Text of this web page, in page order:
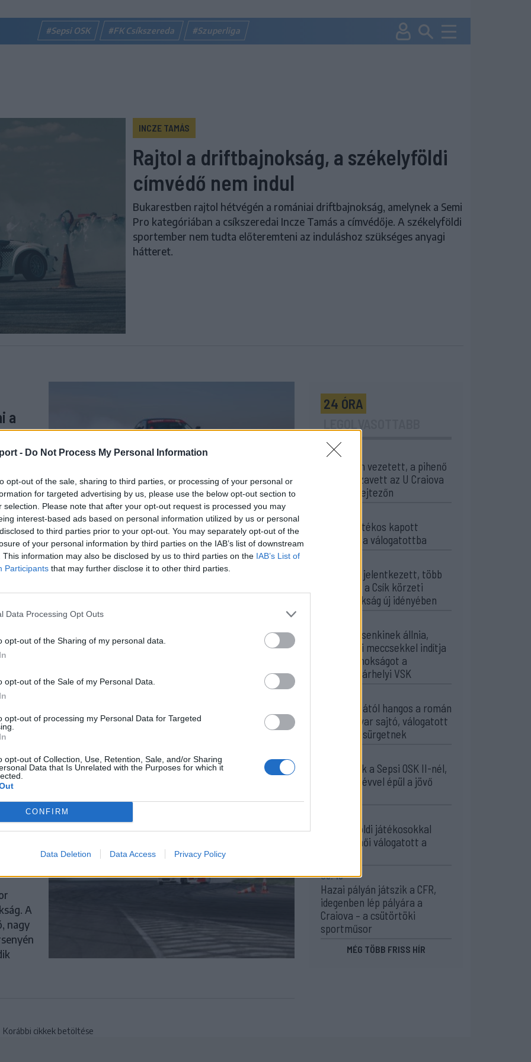
- Do Not Process My Personal Information
opt-out of the sale, sharing to third parties, or processing of your personal or
for targeted advertising by us, please use the below opt-out section to
selection. Please note that after your opt-out request is processed you may
interest-based ads based on personal information utilized by us or personal
to third parties prior to your opt-out. You may separately opt-out of the
of your personal information by third parties on the IAB’s list of downstream
This information may also be disclosed by us to third parties on the IAB’s List of
Participants that may further disclose it to other third parties.
Data Processing Opt Outs
opt-out of the Sharing of my personal data.
opt-out of the Sale of my Personal Data.
opt-out of processing my Personal Data for Targeted
opt-out of Collection, Use, Retention, Sale, and/or Sharing
Data that Is Unrelated with the Purposes for which it
CONFIRM
Data Deletion Data Access Privacy Policy
#Sepsi OSK #FK Csíkszereda #Szuperliga
INCZE TAMÁS
Rajtol a driftbajnokság, a székelyföldi
címvédő nem indul
Bukarestben rajtol hétvégén a romániai driftbajnokság, amelynek a Semi
Pro kategóriában a csíkszeredai Incze Tamás a címvédője. A székelyföldi
sportember nem tudta előteremteni az induláshoz szükséges anyagi
hátteret.
a
a
meg a
A
nagy
Korábbi cikkek betöltése
24 ÓRA
20:17
Idegenben vezetett, a pihenő
után visszavett az U Craiova
az EL-selejtezőn
Két FK-játékos kapott
meghívót a válogatottba
Egy újonc jelentkezett, több
átsorolás a Csík körzeti
focibajnokság új idényében
Nem kell senkinek állnia,
idegenbeli meccsekkel indítja
a kézibajnokságot a
Marosvásárhelyi VSK
Corbu góljától hangos a román
és a magyar sajtó, válogatott
meghívót sürgetnek
Új korszak a Sepsi OSK II-nél,
fiatalos hévvel épül a jövő
Székelyföldi játékosokkal
készül a női válogatott a
09:49
Hazai pályán játszik a CFR,
idegenben lép pályára a
Craiova – a csütörtöki
sportműsor
MÉG TÖBB FRISS HÍR